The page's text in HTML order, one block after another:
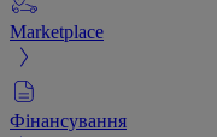
Marketplace
Фінансування